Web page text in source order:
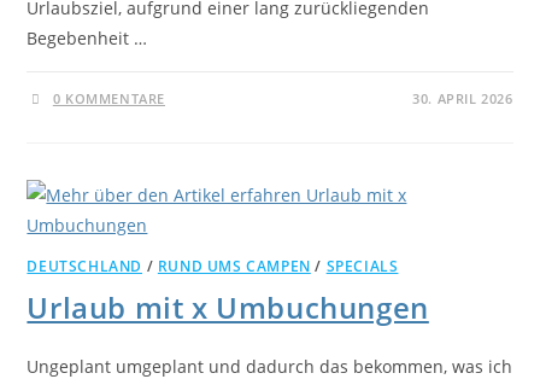
Urlaubsziel, aufgrund einer lang zurückliegenden
Begebenheit …
0 KOMMENTARE 30. APRIL 2026
DEUTSCHLAND / RUND UMS CAMPEN / SPECIALS
Urlaub mit x Umbuchungen
Ungeplant umgeplant und dadurch das bekommen, was ich